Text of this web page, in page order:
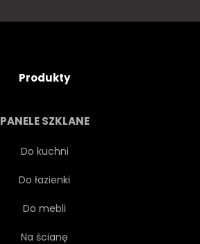
Produkty
PANELE SZKLANE
Do kuchni
Do łazienki
Do mebli
Na ścianę